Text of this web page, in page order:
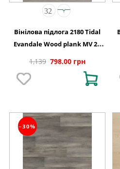
Вінілова підлога 2180 Tidal
Evandale Wood plank MV 2G
1,139 798.00 грн
−30%